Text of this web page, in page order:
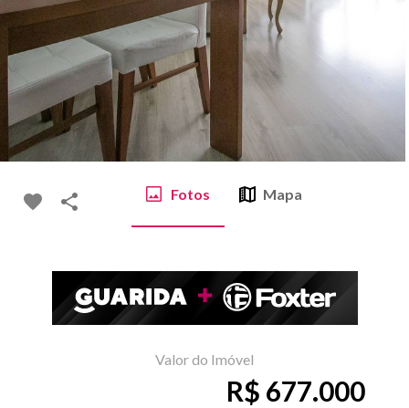
Fotos Mapa
Valor do Imóvel
R$ 677.000